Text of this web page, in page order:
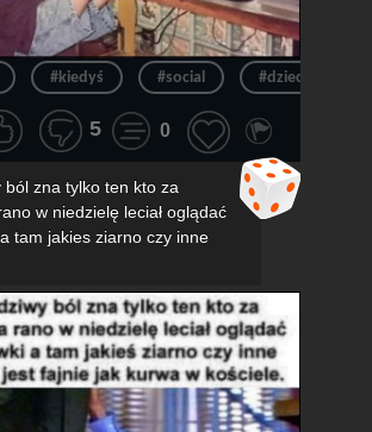
#kiedyś #social #dzieciak
5 0
ból zna tylko ten kto za
w niedzielę leciał oglądać
tam jakies ziarno czy inne